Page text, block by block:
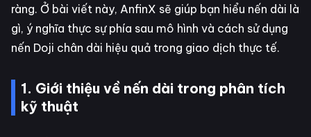
ràng. Ở bài viết này, AnfinX sẽ giúp bạn hiểu nến dài là
gì, ý nghĩa thực sự phía sau mô hình và cách sử dụng
nến Doji chân dài hiệu quả trong giao dịch thực tế.
1. Giới thiệu về nến dài trong phân tích
kỹ thuật